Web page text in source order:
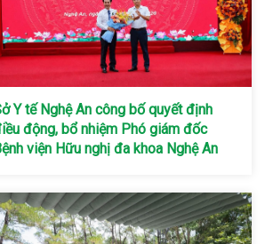
Y tế Nghệ An công bố quyết định
động, bổ nhiệm Phó giám đốc
viện Hữu nghị đa khoa Nghệ An